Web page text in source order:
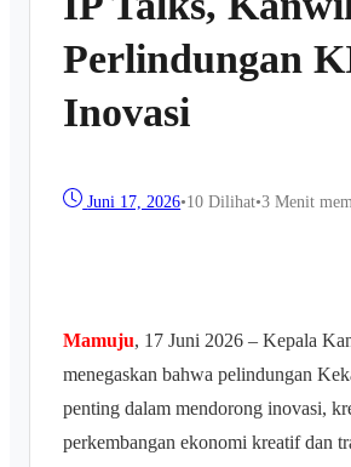
Perlindungan
Inovasi
Juni 17, 2026•10Dilihat•3 Menit
Mamuju, 17 Juni 2026 – Kepala
menegaskan bahwa pelindungan
penting dalam mendorong inovasi,
perkembangan ekonomi kreatif dan